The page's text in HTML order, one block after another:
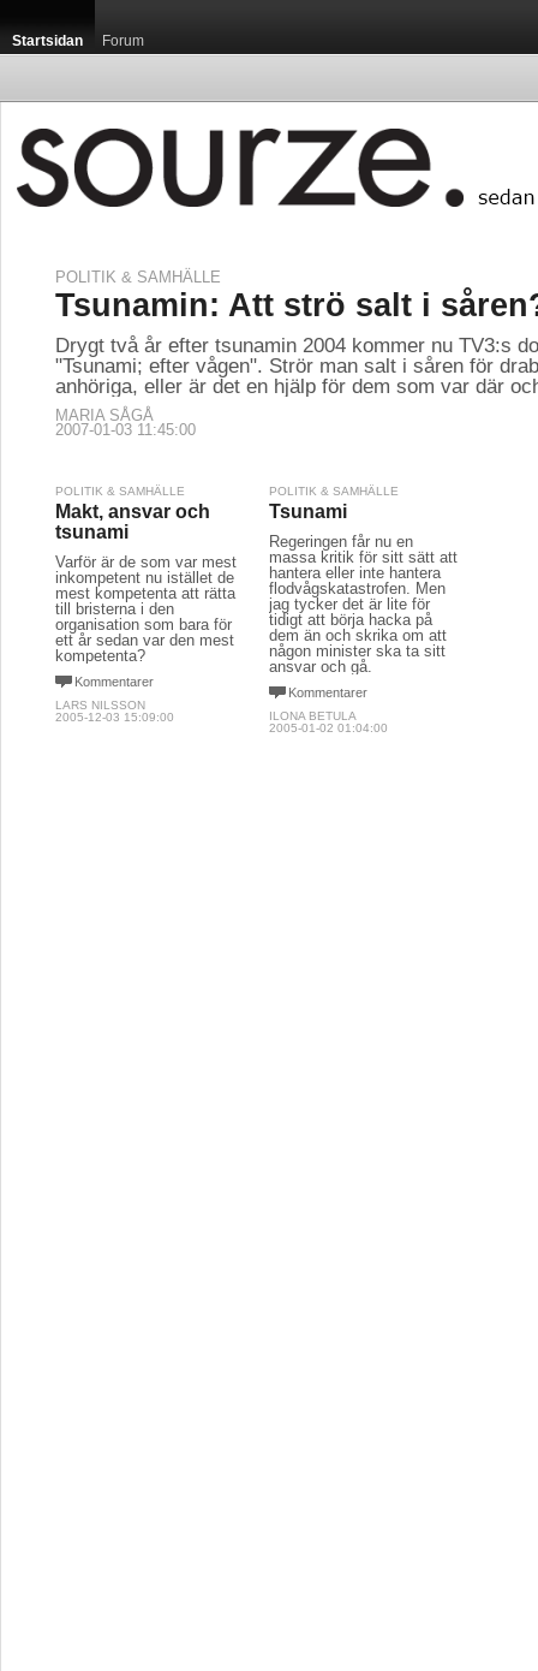
Startsidan Forum
POLITIK & SAMHÄLLE
Tsunamin: Att strö salt i
Drygt två år efter tsunamin 2004 kommer nu TV3:s
"Tsunami; efter vågen". Strör man salt i såren för
anhöriga, eller är det en hjälp för dem som var där
MARIA SÅGÅ
2007-01-03 11:45:00
POLITIK & SAMHÄLLE
Makt, ansvar och
tsunami
Varför är de som var mest
inkompetent nu istället de
mest kompetenta att rätta
till bristerna i den
organisation som bara för
ett år sedan var den mest
kompetenta?
Kommentarer
LARS NILSSON
2005-12-03 15:09:00
POLITIK & SAMHÄLLE
Tsunami
Regeringen får nu en
massa kritik för sitt sätt att
hantera eller inte hantera
flodvågskatastrofen. Men
jag tycker det är lite för
tidigt att börja hacka på
dem än och skrika om att
någon minister ska ta sitt
ansvar och gå.
Kommentarer
ILONA BETULA
2005-01-02 01:04:00